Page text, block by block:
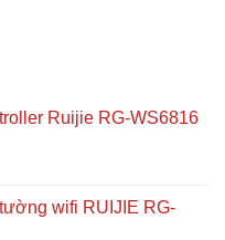
Ruijie RG-WS6816
wifi RUIJIE RG-